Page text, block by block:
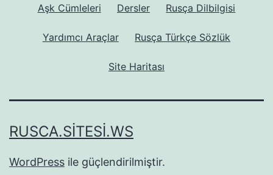
Aşk Cümleleri Dersler Rusça Dilbilgisi
Yardımcı Araçlar Rusça Türkçe Sözlük
Site Haritası
RUSCA.SITESI.WS
WordPress ile güçlendirilmiştir.